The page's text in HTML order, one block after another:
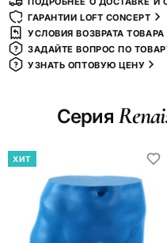
ГАРАНТИИ LOFT CONCEPT
УСЛОВИЯ ВОЗВРАТА ТОВАРА
ЗАДАЙТЕ ВОПРОС ПО
УЗНАТЬ ОПТОВУЮ ЦЕНУ
Серия
ХИТ